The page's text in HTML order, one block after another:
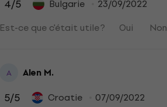
4/5 Bulgarie
23/09/2022
Est-ce que c'était utile ?
Oui Non
A Alen M.
5/5 Croatie
07/09/2022